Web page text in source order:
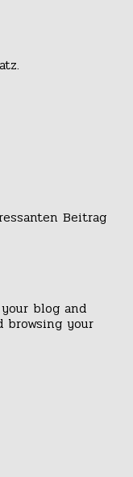
Beitrag
blog and
browsing your